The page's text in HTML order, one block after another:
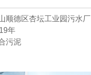
顺德区杏坛工业园污水厂
年
污泥